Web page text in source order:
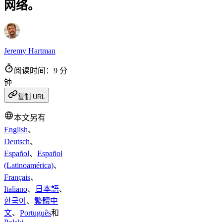
网络。
Jeremy Hartman
阅读时间：9 分
钟
复制 URL
本文另有
English、
Deutsch、
Español、 Español
(Latinoamérica)、
Français、
Italiano、 日本語、
한국어 、 繁體中
文、 Português和